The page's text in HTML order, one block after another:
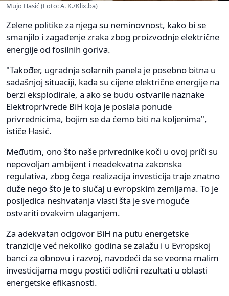
Mujo Hasić (Foto: A. K./Klix.ba)
Zelene politike za njega su neminovnost, kako bi se
smanjilo i zagađenje zraka zbog proizvodnje električne
energije od fosilnih goriva.
"Također, ugradnja solarnih panela je posebno bitna u
sadašnjoj situaciji, kada su cijene električne energije na
berzi eksplodirale, a ako se budu ostvarile naznake
Elektroprivrede BiH koja je poslala ponude
privrednicima, bojim se da ćemo biti na koljenima",
ističe Hasić.
Međutim, ono što naše privrednike koči u ovoj priči su
nepovoljan ambijent i neadekvatna zakonska
regulativa, zbog čega realizacija investicija traje znatno
duže nego što je to slučaj u evropskim zemljama. To je
posljedica neshvatanja vlasti šta je sve moguće
ostvariti ovakvim ulaganjem.
Za adekvatan odgovor BiH na putu energetske
tranzicije već nekoliko godina se zalažu i u Evropskoj
banci za obnovu i razvoj, navodeći da se veoma malim
investicijama mogu postići odlični rezultati u oblasti
energetske efikasnosti.